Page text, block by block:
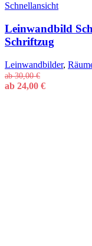
Schnellansicht
Leinwandbild
Schriftzug
Leinwandbilder,
ab30,00€
ab 24,00 €